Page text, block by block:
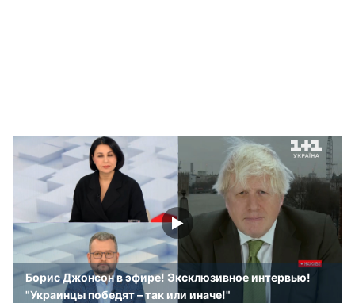
Борис Джонсон в эфире! Эксклюзивное интервью!
"Украинцы победят – так или иначе!"